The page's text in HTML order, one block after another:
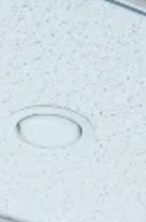
入院
急性期病棟
回復期リハビリ
療養病棟
レスパイト入院
介
入所
短期
通所